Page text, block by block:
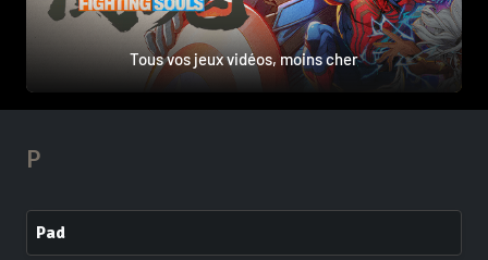
Tous vos jeux vidéos, moins cher
P
Pad